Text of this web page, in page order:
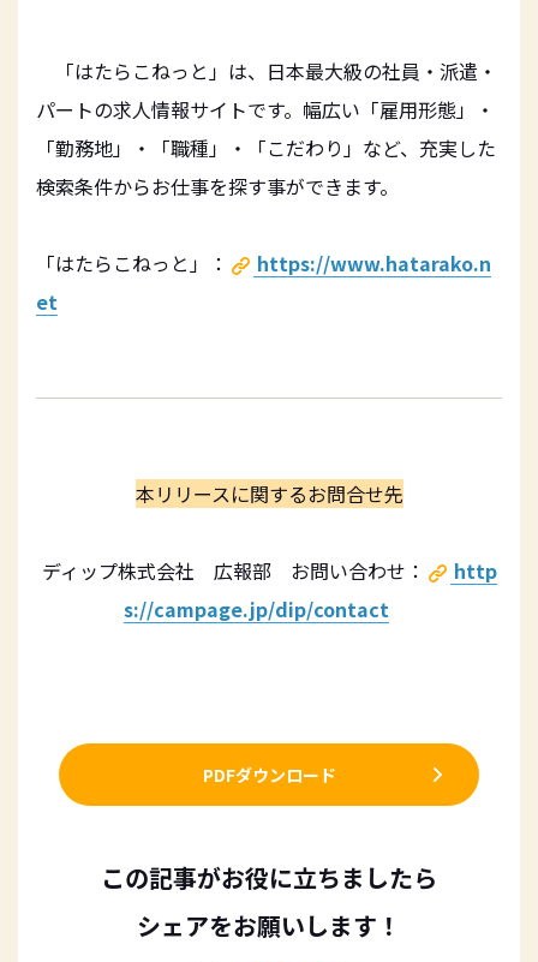
「はたらこねっと」は、日本最大級の社員・派遣・
パートの求⼈情報サイトです。幅広い「雇⽤形態」・
「勤務地」・「職種」・「こだわり」など、充実した
検索条件からお仕事を探す事ができます。
「はたらこねっと」：
https://www.hatarako.n
et
本リリースに関するお問合せ先
ディップ株式会社 広報部 お問い合わせ：
http
s://campage.jp/dip/contact
PDFダウンロード
この記事がお役に立ちましたら
シェアをお願いします！